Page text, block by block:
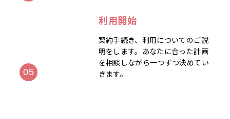
利用開始
契約手続き、利用についてのご説
明をします。あなたに合った計画
を相談しながら一つずつ決めてい
きます。